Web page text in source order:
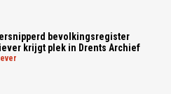
bevolkingsregister
krijgt plek in Drents Archief